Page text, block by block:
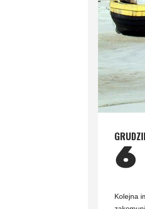
6
Kolejna